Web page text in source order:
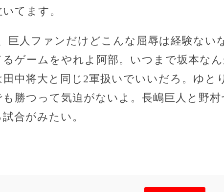
てます。
巨人ファンだけどこんな屈辱は経験ない
るゲームをやれよ阿部。いつまで坂本な
田中将大と同じ2軍扱いでいいだろ。ゆと
も勝つって気迫がないよ。長嶋巨人と野
合がみたい。